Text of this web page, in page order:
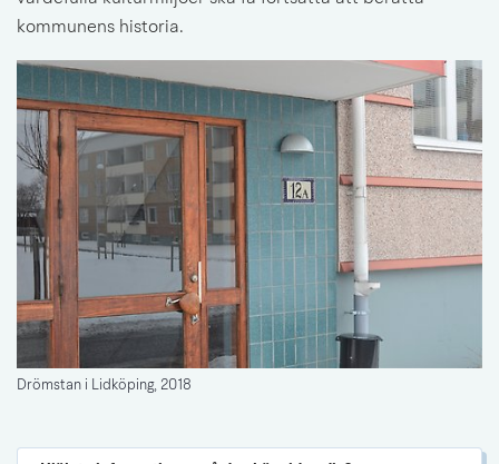
kommunens historia.
Drömstan i Lidköping, 2018